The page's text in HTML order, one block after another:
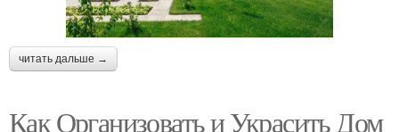
читать дальше →
Как Организовать и Украсить Дом